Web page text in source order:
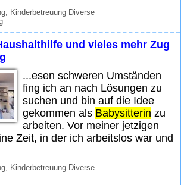
Kinderbetreuung Diverse
und vieles mehr Zug
...esen schweren Umständen
fing ich an nach Lösungen zu
suchen und bin auf die Idee
gekommen als Babysitterin zu
arbeiten. Vor meiner jetzigen
Zeit, in der ich arbeitslos war und
Kinderbetreuung Diverse